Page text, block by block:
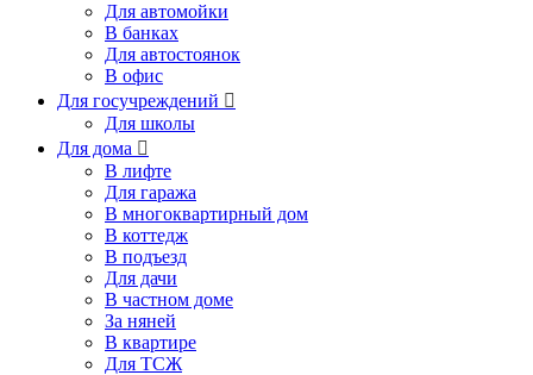
Для автомойки
В банках
Для автостоянок
В офис
Для госучреждений 
Для школы
Для дома 
В лифте
Для гаража
В многоквартирный дом
В коттедж
В подъезд
Для дачи
В частном доме
За няней
В квартире
Для ТСЖ